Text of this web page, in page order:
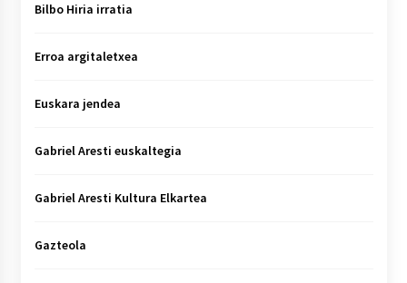
Bilbo Hiria irratia
Erroa argitaletxea
Euskara jendea
Gabriel Aresti euskaltegia
Gabriel Aresti Kultura Elkartea
Gazteola